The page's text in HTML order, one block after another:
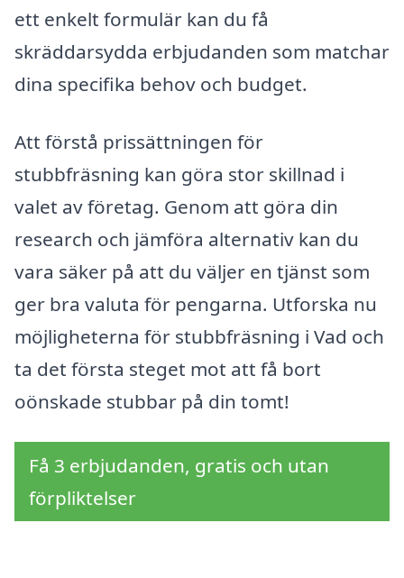
ett enkelt formulär kan du få
skräddarsydda erbjudanden som matchar
dina specifika behov och budget.
Att förstå prissättningen för
stubbfräsning kan göra stor skillnad i
valet av företag. Genom att göra din
research och jämföra alternativ kan du
vara säker på att du väljer en tjänst som
ger bra valuta för pengarna. Utforska nu
möjligheterna för stubbfräsning i Vad och
ta det första steget mot att få bort
oönskade stubbar på din tomt!
Få 3 erbjudanden, gratis och utan
förpliktelser